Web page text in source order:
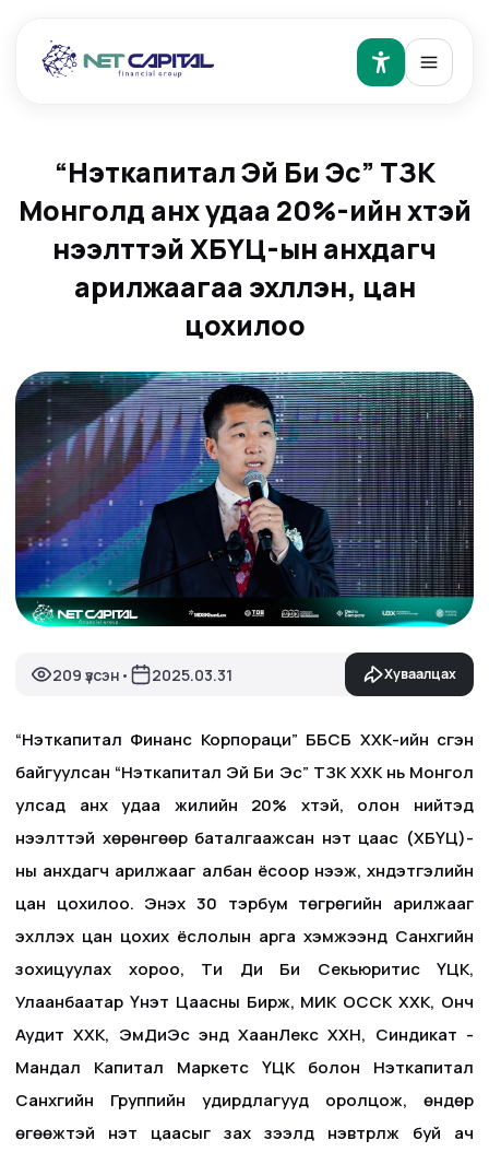
“Нэткапитал Эй Би Эс” ТЗК
Монголд анх удаа 20%-ийн хүүтэй
нээлттэй ХБҮЦ-ын анхдагч
арилжаагаа эхлүүлэн, цан
цохилоо
209 үзсэн • 2025.03.31 Хуваалцах
“Нэткапитал Финанс Корпораци” ББСБ ХХК-ийн үүсгэн
байгуулсан “Нэткапитал Эй Би Эс” ТЗК ХХК нь Монгол
улсад анх удаа жилийн 20% хүүтэй, олон нийтэд
нээлттэй хөрөнгөөр баталгаажсан үнэт цаас (ХБҮЦ)-
ны анхдагч арилжааг албан ёсоор нээж, хүндэтгэлийн
цан цохилоо. Энэхүү 30 тэрбум төгрөгийн арилжааг
эхлүүлэх цан цохих ёслолын арга хэмжээнд Санхүүгийн
зохицуулах хороо, Ти Ди Би Секьюритис ҮЦК,
Улаанбаатар Үнэт Цаасны Бирж, МИК ОССК ХХК, Онч
Аудит ХХК, ЭмДиЭс энд ХаанЛекс ХХН, Синдикат -
Мандал Капитал Маркетс ҮЦК болон Нэткапитал
Санхүүгийн Группийн удирдлагууд оролцож, өндөр
өгөөжтэй үнэт цаасыг зах зээлд нэвтрүүлж буй ач